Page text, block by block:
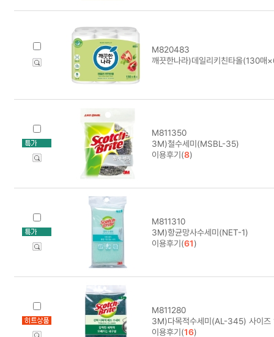
M820483
깨끗한나라)데일리키친타올(130매
M811350
3M)철수세미(MSBL-35)
이용후기(8)
M811310
3M)항균망사수세미(NET-1)
이용후기(61)
M811280
3M)다목적수세미(AL-345) 사이
이용후기(16)